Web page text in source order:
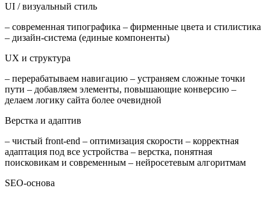
UI / визуальный стиль
– современная типографика – фирменные цвета и стилистика
– дизайн-система (единые компоненты)
UX и структура
– перерабатываем навигацию – устраняем сложные точки
пути – добавляем элементы, повышающие конверсию –
делаем логику сайта более очевидной
Верстка и адаптив
– чистый front-end – оптимизация скорости – корректная
адаптация под все устройства – верстка, понятная
поисковикам и современным – нейросетевым алгоритмам
SEO-основа